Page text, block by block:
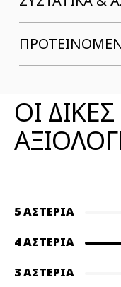
ΟΙ
5 ΑΣΤΈΡΙΑ
4 ΑΣΤΈΡΙΑ
3 ΑΣΤΈΡΙΑ